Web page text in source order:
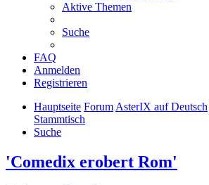
Aktive Themen
Suche
FAQ
Anmelden
Registrieren
Hauptseite ForumAsterIX auf Deutsch
Stammtisch
Suche
'Comedix erobert Rom'